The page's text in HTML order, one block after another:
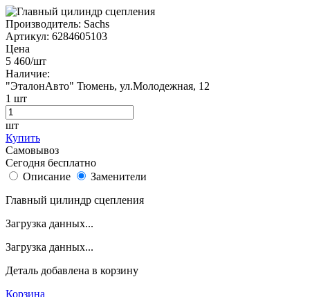
Производитель: Sachs
Артикул: 6284605103
Цена
5 460/шт
Наличие:
"ЭталонАвто" Тюмень, ул.Молодежная, 12
1 шт
шт
Купить
Самовывоз
Сегодня бесплатно
Описание
Заменители
Главный цилиндр сцепления
Загрузка данных...
Загрузка данных...
Деталь добавлена в корзину
Корзина